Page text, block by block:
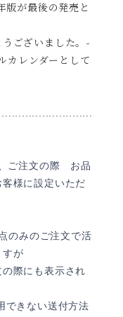
版が最後の発売と
ございました。-
カレンダーとして
ご注文の際 お品
様に設定いただ
みのご注文で活
すが
際にも表示され
できない送付方法